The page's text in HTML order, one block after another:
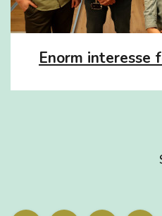
Enorm interesse